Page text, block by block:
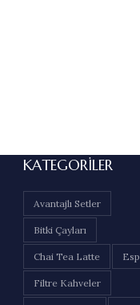
KATEGORILER
Avantajlı Setler
Bitki Çayları
Chai Tea Latte
Filtre Kahveler